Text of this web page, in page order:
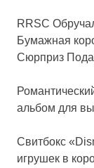
RRSC
Бумажная
Сюрприз
альбом для
Свитбокс
игрушек в